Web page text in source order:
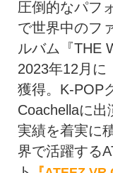
圧倒的なパフ
で世界中のフ
ルバム『THE
2023年12月に
獲得。K-POP
Coachellaに出
実績を着実に
界で活躍する